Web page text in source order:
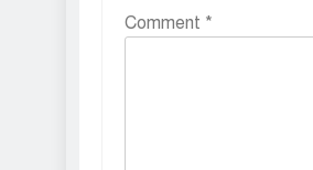
Comment *